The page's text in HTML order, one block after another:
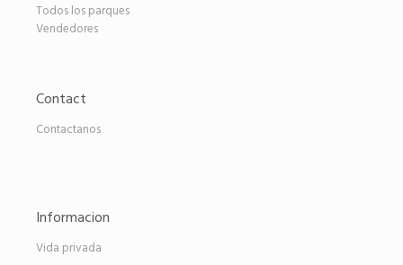
Todos los parques
Vendedores
Contact
Contactanos
Informacion
Vida privada